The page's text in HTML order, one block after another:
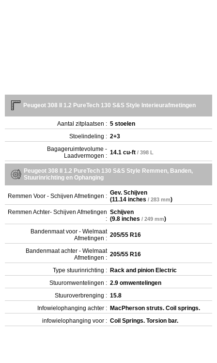
Peugeot 308 II 1.2 PureTech 130 S&S Style Interieurafmetingen
Aantal zitplaatsen : 5 stoelen
Stoelindeling : 2+3
Bagageruimtevolume -
Laadvermogen : 14.1 cu-ft / 398 L
Peugeot 308 II 1.2 PureTech 130 S&S Style Remmen, Banden,
Stuurinrichting en Ophanging
Remmen Voor - Schijven Afmetingen : Gev. Schijven
(11.14 inches / 283 mm)
Remmen Achter- Schijven Afmetingen
:
Schijven
(9.8 inches / 249 mm)
Bandenmaat voor - Wielmaat
Afmetingen : 205/55 R16
Bandenmaat achter - Wielmaat
Afmetingen : 205/55 R16
Type stuurinrichting : Rack and pinion Electric
Stuuromwentelingen : 2.9 omwentelingen
Stuuroverbrenging : 15.8
Infowielophanging achter : MacPherson struts. Coil springs.
infowielophanging voor : Coil Springs. Torsion bar.